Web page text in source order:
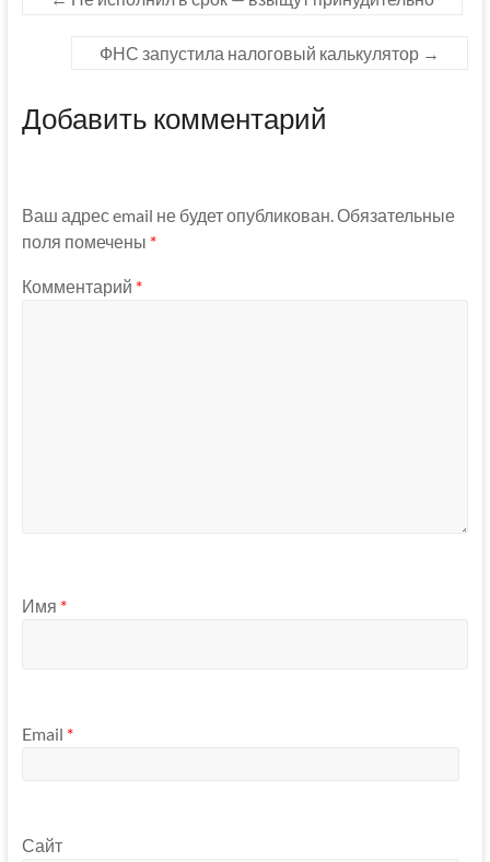
ФНС запустила налоговый калькулятор →
Добавить комментарий
Ваш адрес email не будет опубликован. Обязательные
поля помечены *
Комментарий *
Имя *
Email *
Сайт